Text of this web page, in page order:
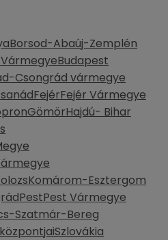
Borsod-Abaúj-Zemplén
Budapest
Csongrád vármegye
FejérFejér Vármegye
GömörHajdú- Bihar
Komárom-Esztergom
PestPest Vármegye
Szatmár-Bereg
Szlovákia